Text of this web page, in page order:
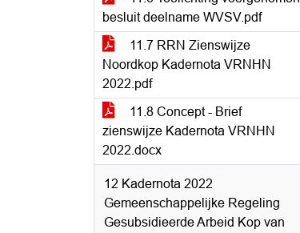
besluit deelname WVSV.pdf
11.7 RRN Zienswijze
Noordkop Kadernota VRNHN
2022.pdf
11.8 Concept - Brief
zienswijze Kadernota VRNHN
2022.docx
12 Kadernota 2022
Gemeenschappelijke Regeling
Gesubsidieerde Arbeid Kop van